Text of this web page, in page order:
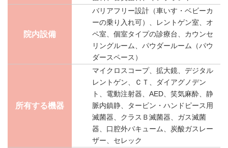
院内設備
バリアフリー設計（車いす・ベビーカ
ーの乗り入れ可）、レントゲン室、オ
ペ室、個室タイプの診療台、カウンセ
リングルーム、パウダールーム（パウ
ダースペース）
所有する機器
マイクロスコープ、拡大鏡、デジタル
レントゲン、ＣＴ、ダイアグノデン
ト、電動注射器、AED、笑気麻酔、静
脈内鎮静、タービン・ハンドピース用
滅菌器、クラスＢ滅菌器、ガス滅菌
器、口腔外バキューム、炭酸ガスレー
ザー、セレック